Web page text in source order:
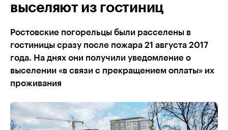
выселяют из гостиниц
Ростовские погорельцы были расселены в
гостиницы сразу после пожара 21 августа 2017
года. На днях они получили уведомление о
выселении «в связи с прекращением оплаты» их
проживания